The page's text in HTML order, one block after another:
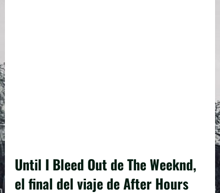
Until I Bleed Out de The Weeknd,
el final del viaje de After Hours